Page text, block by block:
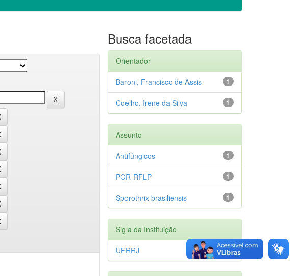
Busca facetada
Orientador
1
Baroni, Francisco de Assis
1
Coelho, Irene da Silva
Assunto
1
Antifúngicos
1
PCR-RFLP
1
Sporothrix brasiliensis
Sigla da Instituição
1
UFRRJ